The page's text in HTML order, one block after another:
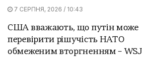
7 СЕРПНЯ, 2026 / 10:43
США вважають, що путін може
перевірити рішучість НАТО
обмеженим вторгненням – WSJ